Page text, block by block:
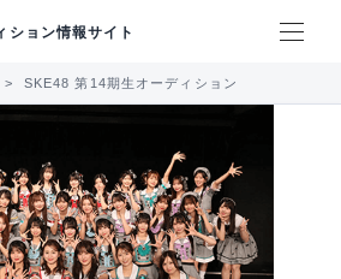
ション情報サイト
SKE48 第14期生オーディション